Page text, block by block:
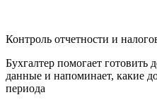
Контроль отчетности и
Бухгалтер помогает готовить
данные и напоминает, какие
периода